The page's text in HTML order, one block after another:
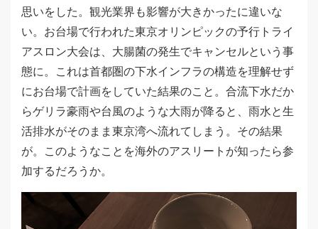
思いをした。観光業界も影響が大きかったに違いな
い。お台場で行われた東京オリンピックの予行トライ
アスロン大会は、大腸菌の発生でキャンセルという事
態に。これは首都圏の下水インフラの構造を理解せず
にお台場で計画をしていた結果のこと。合流下水だか
らゲリラ豪雨や台風のような大雨が降ると、雨水と生
活排水がそのまま東京湾へ流れてしまう。その結果
が。このようなことを海外のアスリートが知ったら参
加するだろうか。